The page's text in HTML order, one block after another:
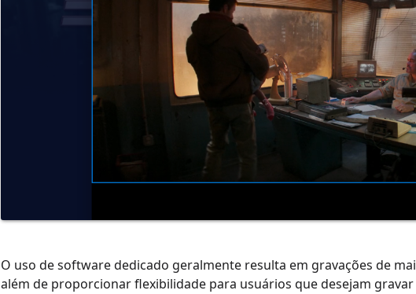
O uso de software dedicado geralmente resulta em gravações de
além de proporcionar flexibilidade para usuários que desejam